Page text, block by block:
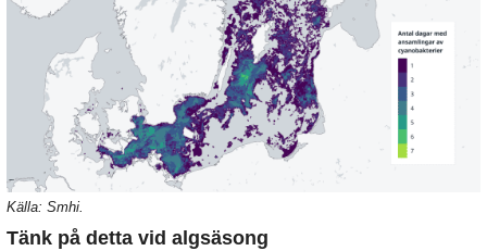
Källa: Smhi.
Tänk på detta vid algsäsong